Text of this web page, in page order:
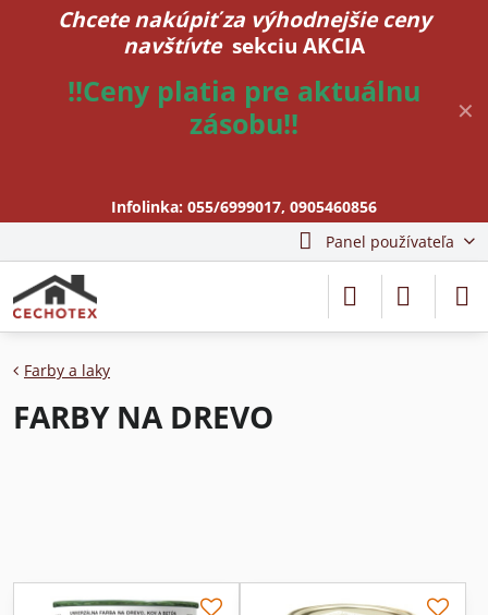
✕
Chcete nakúpiť za výhodnejšie ceny
navštívte sekciu AKCIA
!!Ceny platia pre aktuálnu
zásobu!!
Infolinka: 055/6999017, 0905460856
Panel používateľa
Farby a laky
FARBY NA DREVO